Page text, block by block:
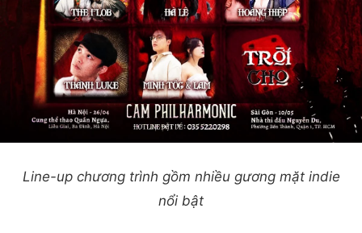
Line-up chương trình gồm nhiều gương mặt indie
nổi bật